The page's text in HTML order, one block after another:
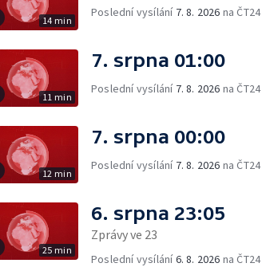
14 min
Poslední vysílání 7. 8. 2026 na ČT24
11 min
7. srpna 01:00
Poslední vysílání 7. 8. 2026 na ČT24
12 min
7. srpna 00:00
Poslední vysílání 7. 8. 2026 na ČT24
25 min
6. srpna 23:05
Zprávy ve 23
Poslední vysílání6. 8. 2026 na ČT24